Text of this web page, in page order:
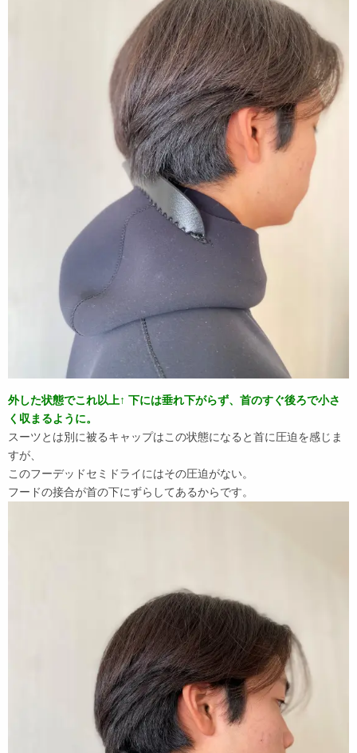
外した状態でこれ以上↑ 下には垂れ下がらず、首のすぐ後ろで小さ
く収まるように。
スーツとは別に被るキャップはこの状態になると首に圧迫を感じま
すが、
このフーデッドセミドライにはその圧迫がない。
フードの接合が首の下にずらしてあるからです。